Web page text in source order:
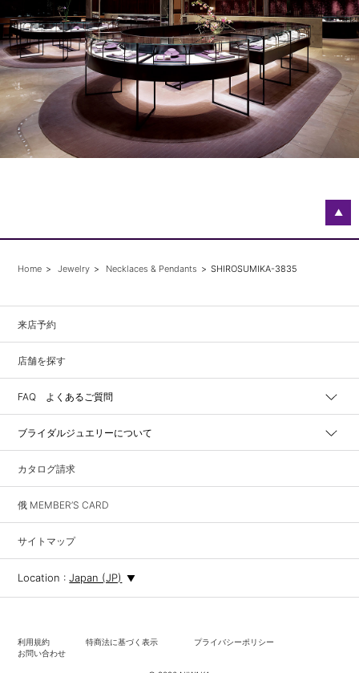
▲
Home Jewelry Necklaces & Pendants SHIROSUMIKA-3835
来店予約
店舗を探す
FAQ よくあるご質問
ブライダルジュエリーについて
カタログ請求
俄 MEMBER’S CARD
サイトマップ
Location :Japan (JP)
利用規約 特商法に基づく表示
プライバシーポリシー
お問い合わせ